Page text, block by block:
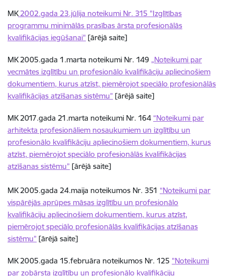
MK2002.gada 23.jūlija noteikumi Nr. 315 "Izglītības
programmu minimālās prasības ārsta profesionālās
kvalifikācijas iegūšanai" [ārējā saite]
MK 2005.gada 1.marta noteikumi Nr. 149 „Noteikumi par
vecmātes izglītību un profesionālo kvalifikāciju apliecinošiem
dokumentiem, kurus atzīst, piemērojot speciālo profesionālās
kvalifikācijas atzīšanas sistēmu” [ārējā saite]
MK 2017.gada 21.marta noteikumi Nr. 164 “Noteikumi par
arhitekta profesionāliem nosaukumiem un izglītību un
profesionālo kvalifikāciju apliecinošiem dokumentiem, kurus
atzīst, piemērojot speciālo profesionālās kvalifikācijas
atzīšanas sistēmu” [ārējā saite]
MK 2005.gada 24.maija noteikumos Nr. 351 “Noteikumi par
vispārējās aprūpes māsas izglītību un profesionālo
kvalifikāciju apliecinošiem dokumentiem, kurus atzīst,
piemērojot speciālo profesionālās kvalifikācijas atzīšanas
sistēmu” [ārējā saite]
MK 2005.gada 15.februāra noteikumos Nr. 125 "Noteikumi
par zobārsta izglītību un profesionālo kvalifikāciju